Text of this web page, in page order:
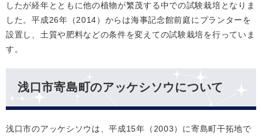
したが経年とともに他の植物が繁茂する中での試験栽培となりま
した。平成26年（2014）からは海事記念館前庭にプランターを
設置し、土質や肥料などの条件を変えての試験栽培を行っていま
す。
浅口市寄島町のアッケシソウについて
浅口市のアッケシソウは、平成15年（2003）に寄島町干拓地で